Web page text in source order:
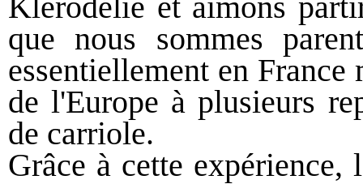
que nous sommes
essentiellement en
de l'Europe à plusieurs
de carriole.
Grâce à cette expérience,